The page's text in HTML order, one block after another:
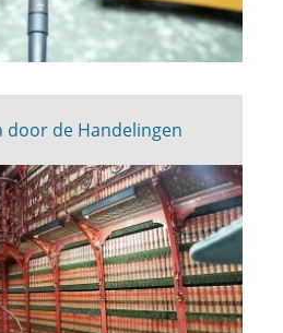
door de Handelingen